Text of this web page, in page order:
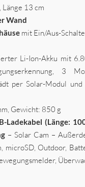
13 cm
Wand
mit Ein/Aus-
Li-Ion-Akku mit
3
per Solar-Modul
Gewicht: 850 g
Ladekabel (Länge:
– Solar Cam –
microSD, Outdoor,